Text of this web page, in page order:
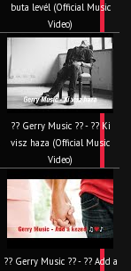
buta levél (Official Music
Video)
?? Gerry Music ?? - ?? Ki
visz haza (Official Music
Video)
?? Gerry Music ?? - ?? Add a